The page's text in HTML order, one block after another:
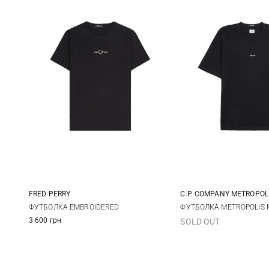
S M L
FRED PERRY
ФУТБОЛКА EMBROIDERED
3 600 грн
S M
C.P. COMPANY
ФУТБОЛКА METROPOLIS
SOLD OUT